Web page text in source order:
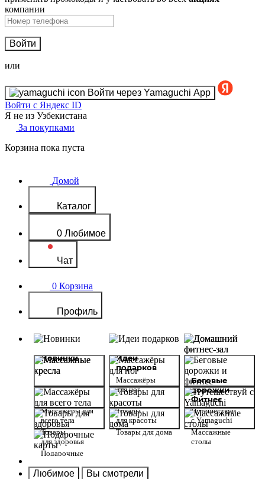
компании
Войти
или
Войти через Yamaguchi App
Войти с Яндекс ID
Я не из Узбекистана
За покупками
Корзина пока пуста
Домой
Каталог
0 Любимое
Чат
0 Корзина
Профиль
Новинки
Идеи
подарков
Домашний
фитнес-зал
кресла
Массажёры
для ног
Беговые
дорожки
Фитнес
Массажёры для
всего тела
Товары
для красоты
Путешествуй
с Yamaguchi
Товары
для здоровья
Товары для дома
Массажные
столы
Подарочные
Любимое Вы смотрели